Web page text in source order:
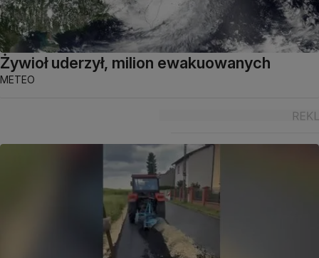
Żywioł uderzył, milion ewakuowanych
METEO